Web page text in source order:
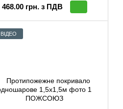
468.00 грн. з ПДВ
ВІДЕО